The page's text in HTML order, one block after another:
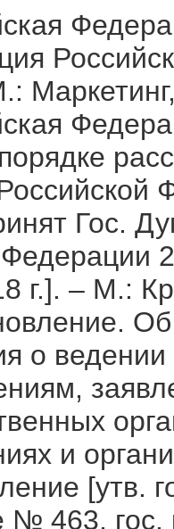
Гос.
г.]. – М.:
о
и
[утв.
№ 463,